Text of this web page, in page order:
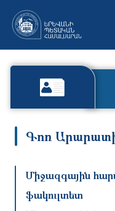
Գոռ
Միջազգային
ֆակուլտետ